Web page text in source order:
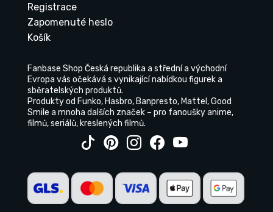
Registrace
Zapomenuté heslo
Košík
Fanbase Shop Česká republika a střední a východní
Evropa vás očekává s vynikající nabídkou figurek a
sběratelských produktů.
Produkty od Funko, Hasbro, Banpresto, Mattel, Good
Smile a mnoha dalších značek – pro fanoušky anime,
filmů, seriálů, kreslených filmů.